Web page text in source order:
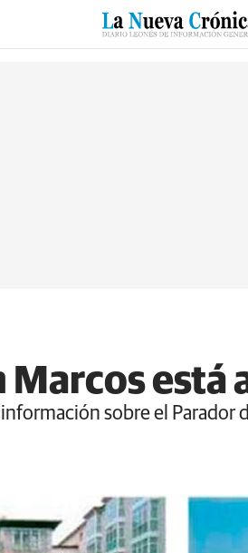
SUCESOS CULTURAS
Marcos está
sobre el Parador